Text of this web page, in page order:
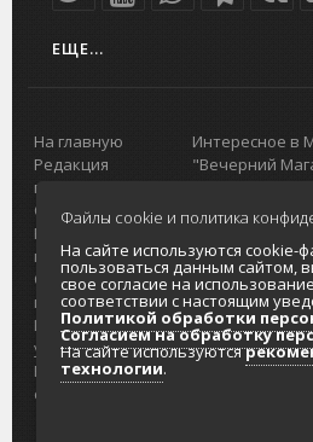
ЕЩЕ...
На главную
Редакция
портала
О проекте
Реклама на
портале
Отзывы и
предложения
Интернет-
услуги
Разработка
сайтов
Интересное в
"Вечерний
Городская
Реклама
Главный
Колымы
Политика в
персональных
Согласие на
данных
Файлы cookie и политика
На сайте используются cookie-
пользоваться данным сайтом,
свое согласие на
соответствии с настоящим
Политикой обработки
Согласием на обработку
На сайте используются
технологии.